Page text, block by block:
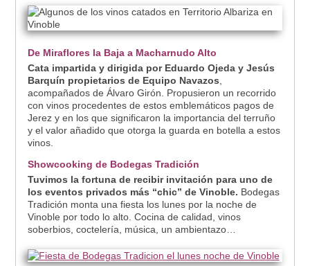
De Miraflores la Baja a Macharnudo Alto
Cata impartida y dirigida por Eduardo Ojeda y Jesús
Barquín propietarios de Equipo Navazos
acompañados de Álvaro Girón. Propusieron un recorrido
con vinos procedentes de estos emblemáticos pagos de
Jerez y en los que significaron la importancia del terruño
y el valor añadido que otorga la guarda en botella a estos
vinos.
Showcooking de Bodegas Tradición
Tuvimos la fortuna de recibir invitación para uno de
los eventos privados más “chic” de Vinoble. Bodegas
Tradición monta una fiesta los lunes por la noche de
Vinoble por todo lo alto. Cocina de calidad, vinos
soberbios, coctelería, música, un ambientazo…